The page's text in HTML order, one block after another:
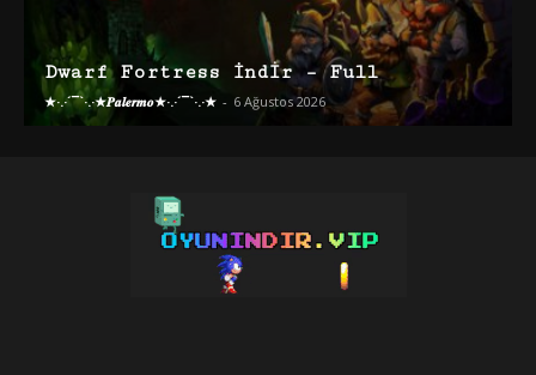
Dwarf Fortress İndir – Full
★·.·´¯`·.·★𝑷𝒂𝒍𝒆𝒓𝒎𝒐★·.·´¯`·.·★ - 6 Ağustos 2026